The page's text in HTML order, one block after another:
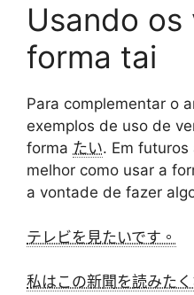
Usando os
forma tai
Para complementar o
exemplos de uso de
forma たい. Em
melhor como usar a
a vontade de fazer
テレビを見たいです。
私はこの新聞を読みたく